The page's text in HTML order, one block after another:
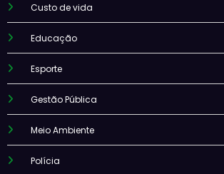
Custo de vida
Educação
Esporte
Gestão Pública
Meio Ambiente
Polícia